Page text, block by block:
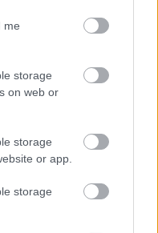
me
storage
on web or
storage
or app.
storage
Piecgadīgajai
nepieciešama
palīdzība